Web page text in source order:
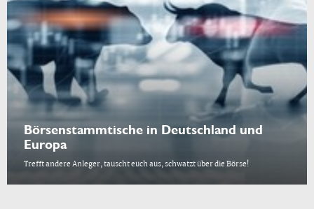
Börsenstammtische in Deutschland und
Europa
Trefft andere Anleger, tauscht euch aus, schwatzt über die Börse!